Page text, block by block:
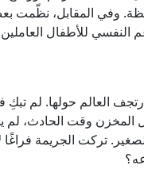
وفي المقابل، نظّمت
النفسي للأطفال
العالم حولها. لم
وقت الحادث، لم
تركت الجريمة فراغًا